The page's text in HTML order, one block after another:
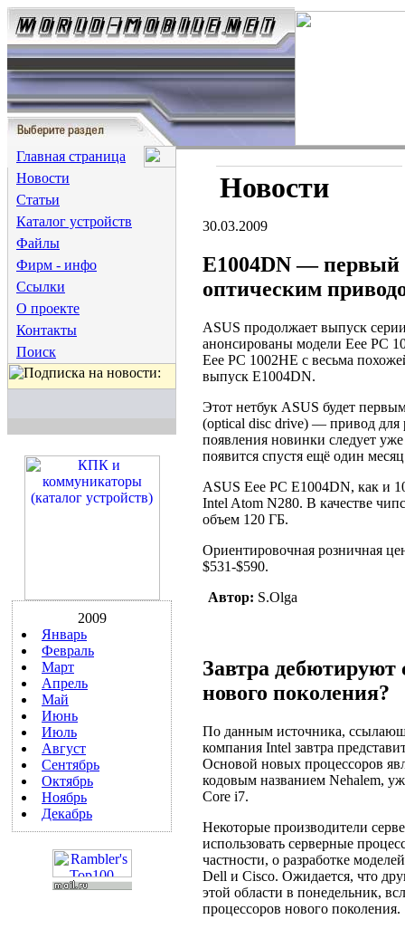
Главная страница
Новости
Статьи
Каталог устройств
Файлы
Фирм - инфо
Ссылки
О проекте
Контакты
Поиск
2009
Январь
Февраль
Март
Апрель
Май
Июнь
Июль
Август
Сентябрь
Октябрь
Ноябрь
Декабрь
Новости
30.03.2009
E1004DN — первый
оптическим
ASUS продолжает выпуск
анонсированы модели Eee PC
Eee PC 1002HE с весьма
выпуск E1004DN.
Этот нетбук ASUS будет
(optical disc drive) — привод
появления новинки следует
появится спустя ещё один
ASUS Eee PC E1004DN, как и
Intel Atom N280. В качестве
объем 120 ГБ.
Ориентировочная розничная
$531-$590.
Автор: S.Olga
Завтра
нового поколения?
По данным источника,
компания Intel завтра
Основой новых процессоров
кодовым названием Nehalem,
Core i7.
Некоторые производители
использовать серверные
частности, о разработке
Dell и Cisco. Ожидается, что
этой области в понедельник,
процессоров нового поколения.